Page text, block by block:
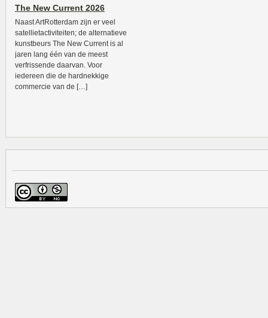
The New Current 2026
Naast ArtRotterdam zijn er veel
satellietactiviteiten; de alternatieve
kunstbeurs The New Current is al
jaren lang één van de meest
verfrissende daarvan. Voor
iedereen die de hardnekkige
commercie van de […]